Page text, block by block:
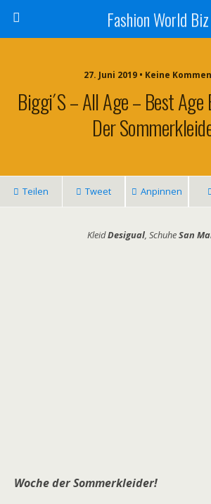
Fashion World Biz
27. Juni 2019 • Keine
Biggi´s – All Age – Best Age
Der
Teilen Tweet Anpinnen
KleidDesigual, SchuheSan
Woche der Sommerkleider!